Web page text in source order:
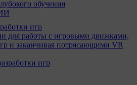
обучения
игр
для работы с игровыми движками,
и заканчивая потрясающими VR